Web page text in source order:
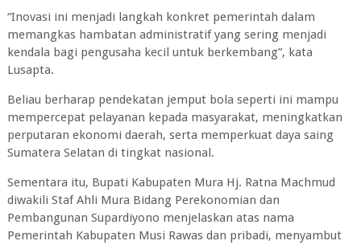
“Inovasi ini menjadi langkah konkret pemerintah dalam
memangkas hambatan administratif yang sering menjadi
kendala bagi pengusaha kecil untuk berkembang”, kata
Lusapta.
Beliau berharap pendekatan jemput bola seperti ini mampu
mempercepat pelayanan kepada masyarakat, meningkatkan
perputaran ekonomi daerah, serta memperkuat daya saing
Sumatera Selatan di tingkat nasional.
Sementara itu, Bupati Kabupaten Mura Hj. Ratna Machmud
diwakili Staf Ahli Mura Bidang Perekonomian dan
Pembangunan Supardiyono menjelaskan atas nama
Pemerintah Kabupaten Musi Rawas dan pribadi, menyambut